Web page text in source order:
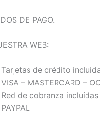
DE PAGO.
WEB:
Tarjetas de crédito
VISA – MASTERCARD –
Red de cobranza
PAYPAL